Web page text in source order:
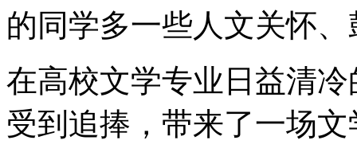
的同学多一些人文关怀
在高校文学专业日益清
受到追捧，带来了一场